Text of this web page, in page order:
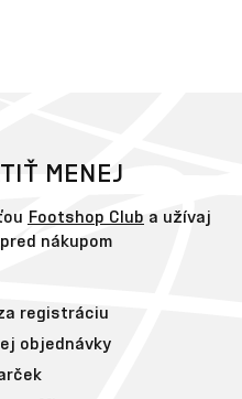
MENEJ
Footshop Club a užívaj
nákupom
registráciu
objednávky